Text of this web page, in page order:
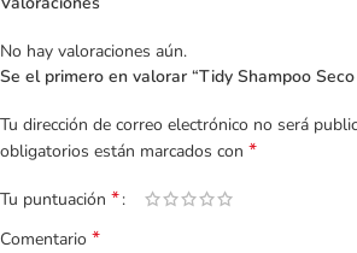
No hay valoraciones aún.
Se el primero en valorar “Tidy Shampoo
Tu dirección de correo electrónico no será
obligatorios están marcados con *
Tu puntuación *
Comentario *